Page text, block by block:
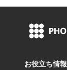
お役立ち情報